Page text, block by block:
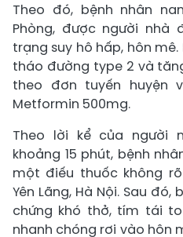
Theo đó, bệnh nhân
Phòng, được người nhà
trạng suy hô hấp, hôn
tháo đường type 2 và
theo đơn tuyến huyện
Metformin 500mg.
Theo lời kể của người
khoảng 15 phút, bệnh
một điếu thuốc không
Yên Lãng, Hà Nội. Sau
chứng khó thở, tím tái
nhanh chóng rơi vào hôn